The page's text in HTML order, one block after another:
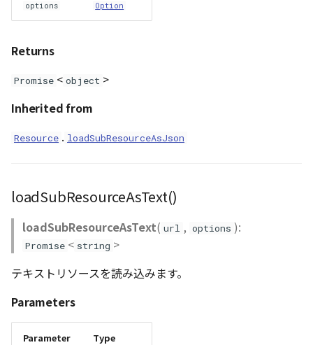
options Option
Returns
Promise < object >
Inherited from
Resource . loadSubResourceAsJson
loadSubResourceAsText()
loadSubResourceAsText( url , options ):
Promise < string >
テキストリソースを読み込みます。
Parameters
Parameter Type